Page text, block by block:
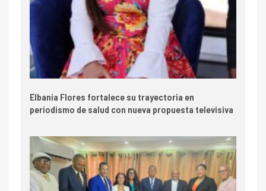
Elbania Flores fortalece su trayectoria en
periodismo de salud con nueva propuesta televisiva